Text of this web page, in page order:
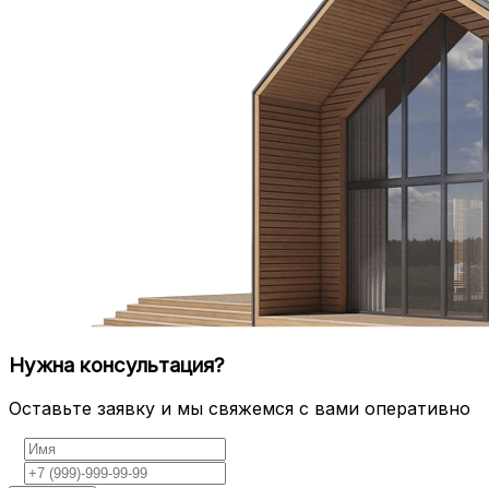
Нужна консультация?
Оставьте заявку и мы свяжемся с вами оперативно